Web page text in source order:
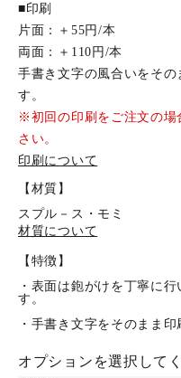
■印刷
片面：＋55円/本
両面：＋110円/本
手書き文字の風合いをそ
す。
※初回の印刷をご注文の場
さい。
印刷について
【材質】
スプル－ス・モミ
材質について
【特徴】
・表面は鉋がけを丁寧に
す。
・手書き文字をそのまま印
オプションを選択して